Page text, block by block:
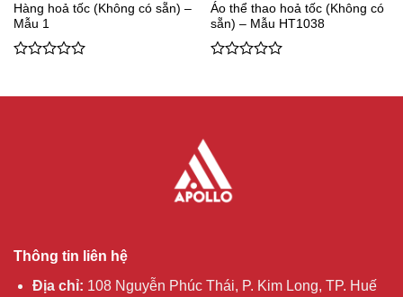
Hàng hoả tốc (Không có sẵn) –
Mẫu 1
of
Áo thể thao hoả tốc (Không có
sẵn) – Mẫu HT1038
of
Thông tin liên hệ
Địa chỉ: 108 Nguyễn Phúc Thái, P. Kim Long, TP. Huế